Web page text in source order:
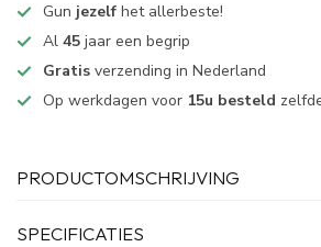
Gun jezelf het allerbeste!
Al 45 jaar een begrip
Gratis verzending in Nederland
Op werkdagen voor 15u besteld
PRODUCTOMSCHRIJVING
SPECIFICATIES